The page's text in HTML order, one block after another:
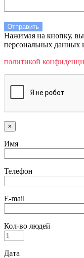
Нажимая на кнопку, вы
персональных данных
политикой
×
Имя
Телефон
E-mail
Кол-во людей
Дата